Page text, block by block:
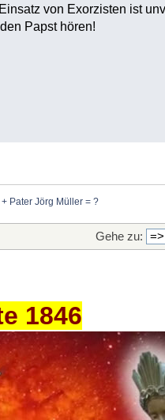
von Exorzisten ist
Papst hören!
Pater Jörg Müller = ?
Gehe zu:
1846